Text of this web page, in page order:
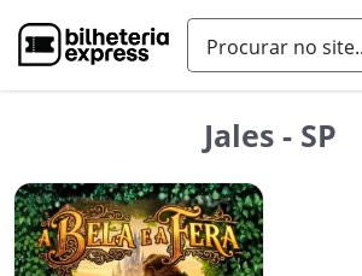
Jales - SP